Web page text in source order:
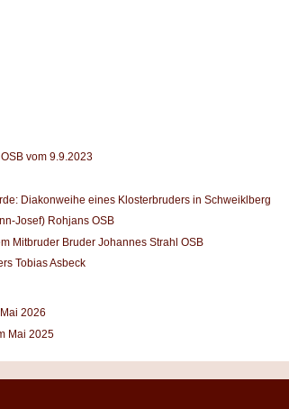
vom 9.9.2023
Diakonweihe eines Klosterbruders in Schweiklberg
Josef) Rohjans OSB
Mitbruder Bruder Johannes Strahl OSB
Tobias Asbeck
2026
Mai 2025